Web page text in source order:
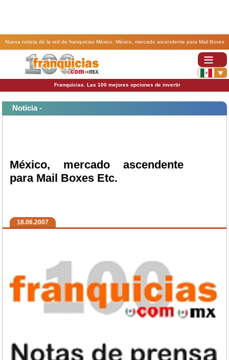
Nueva noticia de la red de franquicias México. México, mercado ascendente para Mail Boxes
Franquicias. Las 100 mejores opciones de invertir
Noticia -
México, mercado ascendente
para Mail Boxes Etc.
18.06.2007